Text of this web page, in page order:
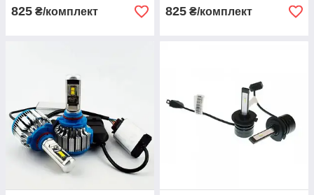
825 ₴/комплект 825 ₴/комплект